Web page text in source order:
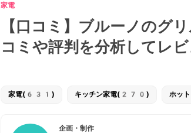
家電
【口コミ】ブルーノのグ
コミや評判を分析してレ
家電(631) キッチン家電(270) ホッ
企画・制作